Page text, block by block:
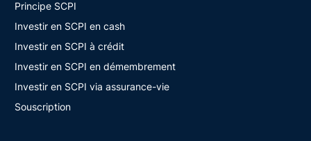
Principe SCPI
Investir en SCPI en cash
Investir en SCPI à crédit
Investir en SCPI en démembrement
Investir en SCPI via assurance-vie
Souscription